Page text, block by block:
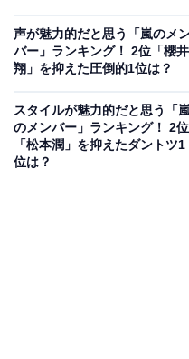
しい雰囲気を醸し出してい
ラエティーではふざけて
されているとどの角度か
愛知県）、「横から見て
声が魅力的だと思う「嵐のメ
バー」ランキング！ 2位「櫻井
翔」を抑えた圧倒的1位は？
スタイルが魅力的だと思う「
のメンバー」ランキング！ 2位
「松本潤」を抑えたダントツ1
位は？